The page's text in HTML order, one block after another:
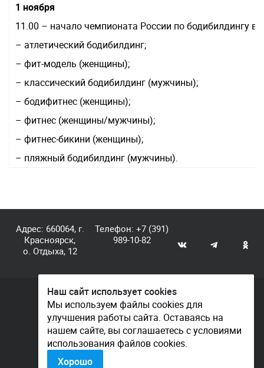
1 ноября
11.00 – начало чемпионата России по бодибилдингу в
– атлетический бодибилдинг;
– фит-модель (женщины);
– классический бодибилдинг (мужчины);
– бодифитнес (женщины);
– фитнес (женщины/мужчины);
– фитнес-бикини (женщины);
– пляжный бодибилдинг (мужчины).
Адрес: 660064, г.
Красноярск,
о. Отдыха, 12
Телефон:+7 (391)
989-10-82
© КГАУ «Центр спортивной подготовки», 2026
Документы
Политика конфиденциальности
Контакты
Наш сайт использует cookies
Мы используем файлы cookies для
улучшения работы сайта. Оставаясь на
нашем сайте, вы соглашаетесь с условиями
использования файлов cookies.
Хорошо